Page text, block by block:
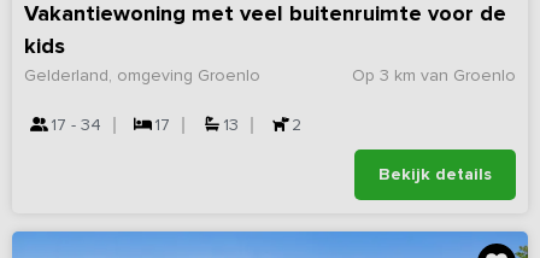
Vakantiewoning met veel buitenruimte voor de
kids
Op 3 km van Groenlo
Gelderland, omgeving Groenlo
17 - 34 17 13 2
Bekijk details